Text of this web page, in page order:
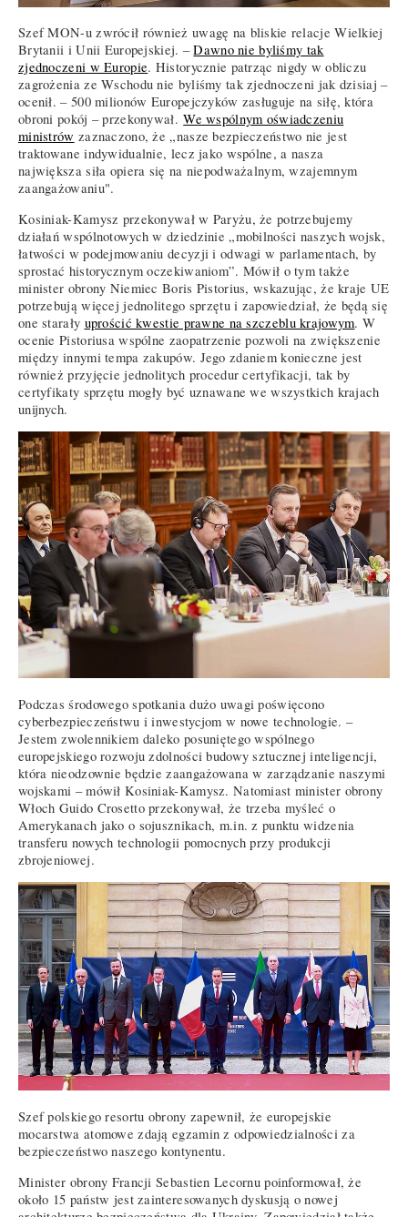
Szef MON-u zwrócił również uwagę na bliskie relacje Wielkiej
Brytanii i Unii Europejskiej. –Dawno nie byliśmy tak
zjednoczeni w Europie. Historycznie patrząc nigdy w obliczu
zagrożenia ze Wschodu nie byliśmy tak zjednoczeni jak dzisiaj –
ocenił. – 500 milionów Europejczyków zasługuje na siłę, która
obroni pokój – przekonywał.We wspólnym oświadczeniu
ministrów zaznaczono, że „nasze bezpieczeństwo nie jest
traktowane indywidualnie, lecz jako wspólne, a nasza
największa siła opiera się na niepodważalnym, wzajemnym
zaangażowaniu".
Kosiniak-Kamysz przekonywał w Paryżu, że potrzebujemy
działań wspólnotowych w dziedzinie „mobilności naszych wojsk,
łatwości w podejmowaniu decyzji i odwagi w parlamentach, by
sprostać historycznym oczekiwaniom”. Mówił o tym także
minister obrony Niemiec Boris Pistorius, wskazując, że kraje UE
potrzebują więcej jednolitego sprzętu i zapowiedział, że będą się
one starały uprościć kwestie prawne na szczeblu krajowym. W
ocenie Pistoriusa wspólne zaopatrzenie pozwoli na zwiększenie
między innymi tempa zakupów. Jego zdaniem konieczne jest
również przyjęcie jednolitych procedur certyfikacji, tak by
certyfikaty sprzętu mogły być uznawane we wszystkich krajach
unijnych.
Podczas środowego spotkania dużo uwagi poświęcono
cyberbezpieczeństwu i inwestycjom w nowe technologie. –
Jestem zwolennikiem daleko posuniętego wspólnego
europejskiego rozwoju zdolności budowy sztucznej inteligencji,
która nieodzownie będzie zaangażowana w zarządzanie naszymi
wojskami – mówił Kosiniak-Kamysz. Natomiast minister obrony
Włoch Guido Crosetto przekonywał, że trzeba myśleć o
Amerykanach jako o sojusznikach, m.in. z punktu widzenia
transferu nowych technologii pomocnych przy produkcji
zbrojeniowej.
Szef polskiego resortu obrony zapewnił, że europejskie
mocarstwa atomowe zdają egzamin z odpowiedzialności za
bezpieczeństwo naszego kontynentu.
Minister obrony Francji Sebastien Lecornu poinformował, że
około 15 państw jest zainteresowanych dyskusją o nowej